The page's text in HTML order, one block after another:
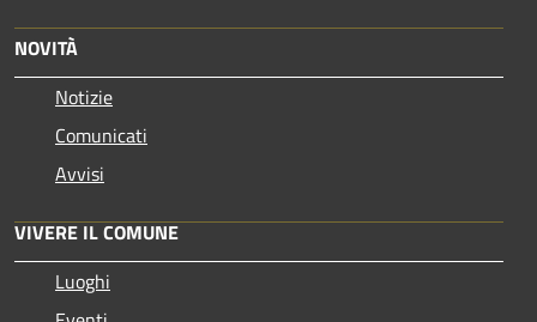
NOVITÀ
Notizie
Comunicati
Avvisi
VIVERE IL COMUNE
Luoghi